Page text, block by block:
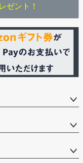
ゼント！